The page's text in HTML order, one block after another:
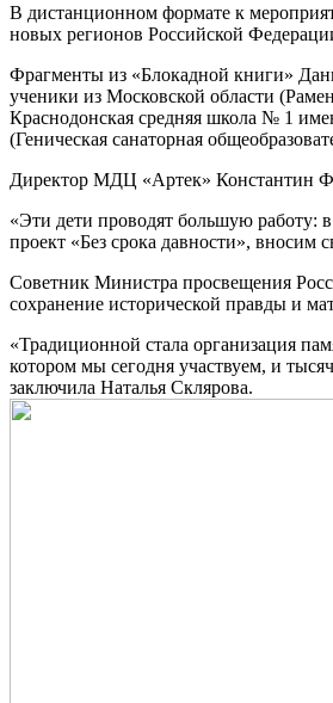
В дистанционном формате к
новых регионов Российской
Фрагменты из «Блокадной книги»
ученики из Московской области
Краснодонская средняя школа № 1
(Геническая санаторная
Директор МДЦ «Артек» Константин
«Эти дети проводят большую работу:
проект «Без срока давности»,
Советник Министра просвещения
сохранение исторической правды и
«Традиционной стала организация
котором мы сегодня участвуем, и
заключила Наталья Склярова.